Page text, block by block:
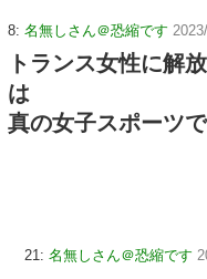
8: 名無しさん＠恐縮です
トランス女性に解
は
真の女子スポーツ
21: 名無しさん＠恐縮です